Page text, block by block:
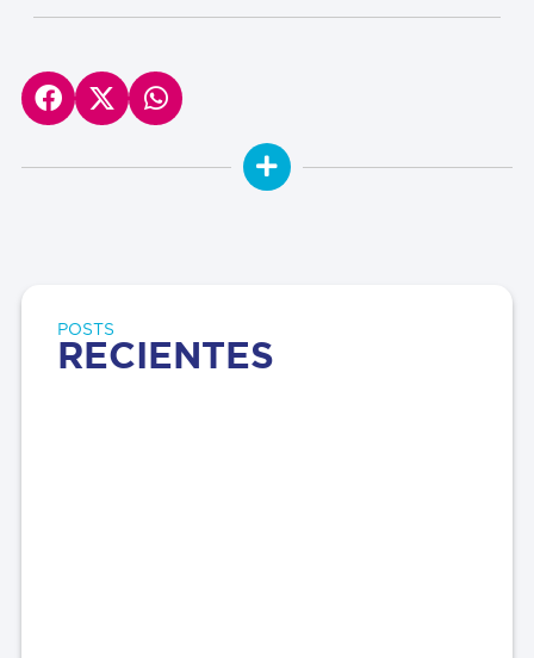
POSTS
RECIENTES